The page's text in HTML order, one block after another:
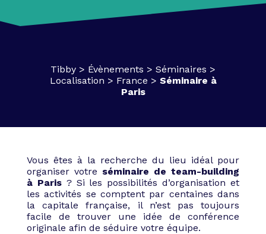
Tibby > Évènements > Séminaires >
Localisation > France > Séminaire à
Paris
Vous êtes à la recherche du lieu idéal pour
organiser votre séminaire de team-building
à Paris? Si les possibilités d’organisation et
les activités se comptent par centaines dans
la capitale française, il n’est pas toujours
facile de trouver une idée de conférence
originale afin de séduire votre équipe.